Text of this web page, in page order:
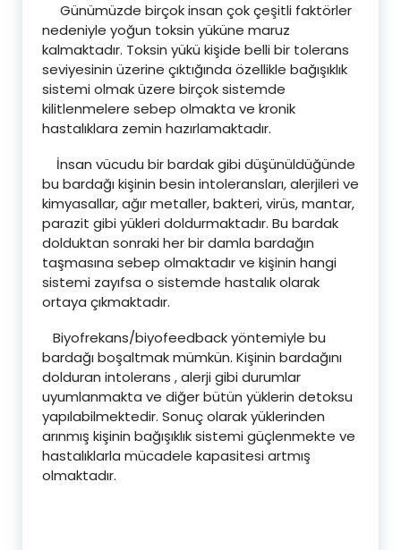
Günümüzde birçok insan çok çeşitli faktörler
nedeniyle yoğun toksin yüküne maruz
kalmaktadır. Toksin yükü kişide belli bir tolerans
seviyesinin üzerine çıktığında özellikle bağışıklık
sistemi olmak üzere birçok sistemde
kilitlenmelere sebep olmakta ve kronik
hastalıklara zemin hazırlamaktadır.
İnsan vücudu bir bardak gibi düşünüldüğünde
bu bardağı kişinin besin intoleransları, alerjileri ve
kimyasallar, ağır metaller, bakteri, virüs, mantar,
parazit gibi yükleri doldurmaktadır. Bu bardak
dolduktan sonraki her bir damla bardağın
taşmasına sebep olmaktadır ve kişinin hangi
sistemi zayıfsa o sistemde hastalık olarak
ortaya çıkmaktadır.
Biyofrekans/biyofeedback yöntemiyle bu
bardağı boşaltmak mümkün. Kişinin bardağını
dolduran intolerans , alerji gibi durumlar
uyumlanmakta ve diğer bütün yüklerin detoksu
yapılabilmektedir. Sonuç olarak yüklerinden
arınmış kişinin bağışıklık sistemi güçlenmekte ve
hastalıklarla mücadele kapasitesi artmış
olmaktadır.